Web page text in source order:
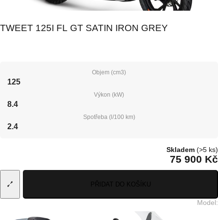
TWEET 125I FL GT SATIN IRON GREY
Objem (cm3)
125
Výkon (kW)
8.4
Spotřeba (l/100 km)
2.4
Skladem (>5 ks)
75 900 Kč
PŘIDAT DO KOŠÍKU
Model: